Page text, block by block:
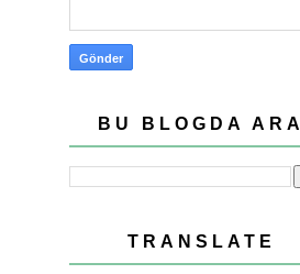
BU BLOGDA ARA
TRANSLATE